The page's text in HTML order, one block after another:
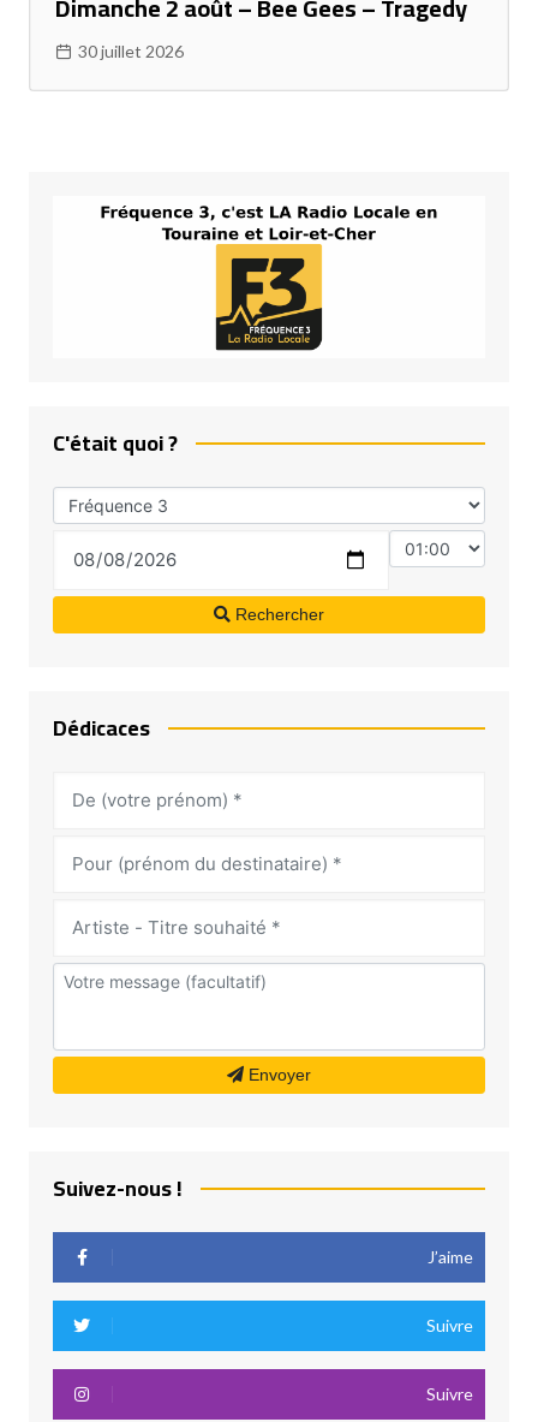
30 juillet 2026
C'était quoi ?
Rechercher
Dédicaces
Envoyer
Suivez-nous !
J’aime
Suivre
Suivre